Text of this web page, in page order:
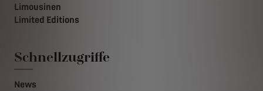
Limousinen
Limited Editions
Schnellzugriffe
News
unserer Website bieten. Sie ermöglichen grundlegende Funktionen
verbessern die Benutzerfreundlichkeit und Leistung durch